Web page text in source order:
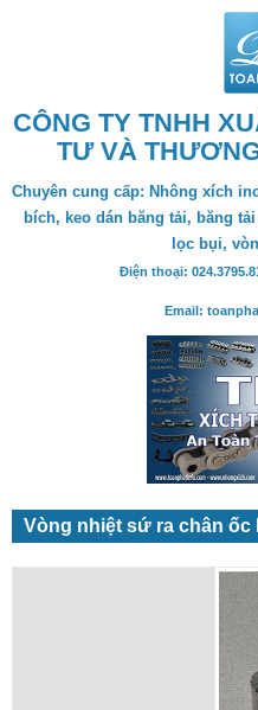
CÔNG TY TNHH
TƯ VÀ
Chuyên cung cấp: Nhông xích
bích, keo dán băng tải, băng
lọc bụi,
Điện thoại:
Email:
Vòng nhiệt sứ ra chân ốc